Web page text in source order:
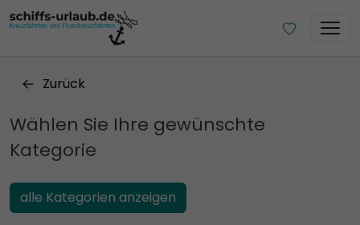
Zurück
Wählen Sie Ihre gewünschte
Kategorie
alle Kategorien anzeigen